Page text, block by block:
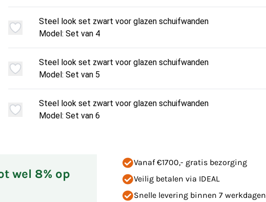
Steel look set zwart voor glazen schuifwanden
Model: Set van 4
Steel look set zwart voor glazen schuifwanden
Model: Set van 5
Steel look set zwart voor glazen schuifwanden
Model: Set van 6
wel 8% op
Vanaf €1700,- gratis bezorging
Veilig betalen via IDEAL
Snelle levering binnen 7 werkdagen